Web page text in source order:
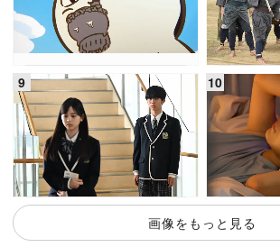
画像をもっと見る